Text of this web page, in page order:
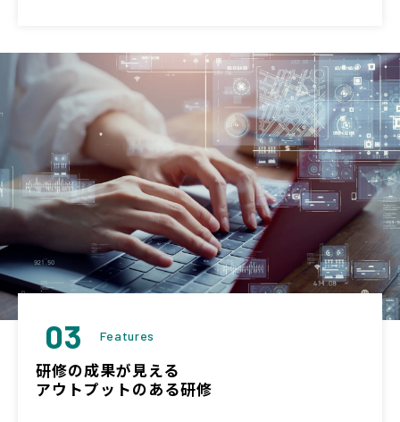
03 Features
研修の成果が見える
アウトプットのある研修